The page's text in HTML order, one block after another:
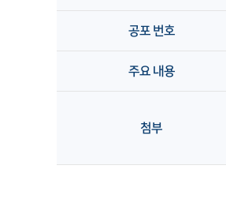
공포 번호
주요 내용
첨부